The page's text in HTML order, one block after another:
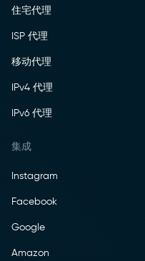
住宅代理
ISP 代理
移动代理
IPv4 代理
IPv6 代理
集成
Instagram
Facebook
Google
Amazon